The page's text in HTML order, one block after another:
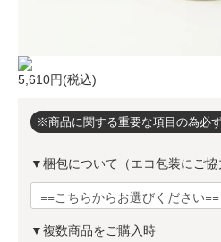
5,610円(税込)
※商品に関する重要な項目の為必
▼梱包について（エコ包装にご協
▼複数商品をご購入時